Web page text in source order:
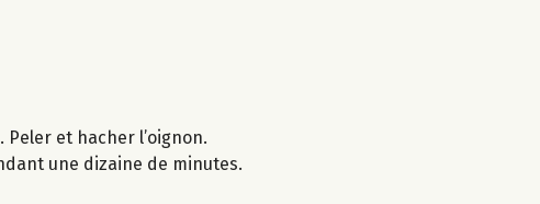
et hacher l’oignon.
une dizaine de minutes.